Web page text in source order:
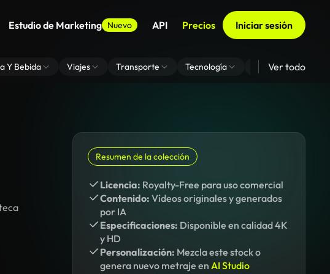
Estudio de Marketing Nuevo API Precios Iniciar sesión
Y Bebida Viajes Transporte Tecnología Zoom De Fondo
Ver todo
Resumen de la colección
Licencia: Royalty-Free para uso comercial
Contenido: Vídeos originales y generados
por IA
Especificaciones: Disponible en calidad 4K
y HD
Personalización: Mezcla este stock o
genera nuevo metraje en AI Studio